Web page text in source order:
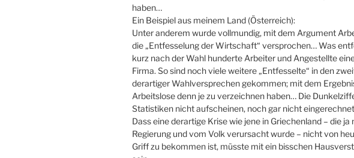
haben…
Ein Beispiel aus meinem Land (Österreich):
Unter anderem wurde vollmundig, mit dem Argument
die „Entfesselung der Wirtschaft“ versprochen… Was
kurz nach der Wahl hunderte Arbeiter und Angestellte
Firma. So sind noch viele weitere „Entfesselte“ in den
derartiger Wahlversprechen gekommen; mit dem
Arbeitslose denn je zu verzeichnen haben… Die
Statistiken nicht aufscheinen, noch gar nicht
Dass eine derartige Krise wie jene in Griechenland – die
Regierung und vom Volk verursacht wurde – nicht von
Griff zu bekommen ist, müsste mit ein bisschen